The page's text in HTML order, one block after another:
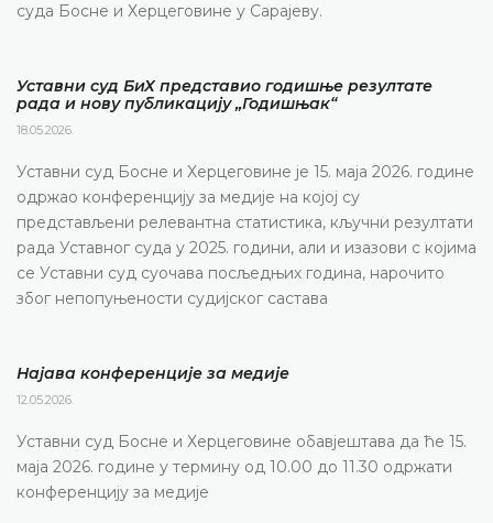
суда Босне и Херцеговине у Сарајеву.
Уставни суд БиХ представио годишње резултате
рада и нову публикацију „Годишњак“
18.05.2026.
Уставни суд Босне и Херцеговине је 15. маја 2026. године
одржао конференцију за медије на којој су
представљени релевантна статистика, кључни резултати
рада Уставног суда у 2025. години, али и изазови с којима
се Уставни суд суочава посљедњих година, нарочито
због непопуњености судијског састава
Најава конференције за медије
12.05.2026.
Уставни суд Босне и Херцеговине обавјештава да ће 15.
маја 2026. године у термину од 10.00 до 11.30 одржати
конференцију за медије